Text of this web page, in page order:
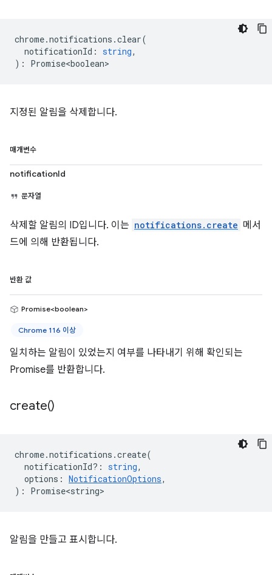
chrome.notifications .clear(
notificationId : string,
) : Promise<boolean>
지정된 알림을 삭제합니다.
매개변수
notificationId
문자열
삭제할 알림의 ID입니다. 이는 notifications.create 메서
드에 의해 반환됩니다.
반환 값
Promise<boolean>
Chrome 116 이상
일치하는 알림이 있었는지 여부를 나타내기 위해 확인되는
Promise를 반환합니다.
create()
chrome.notifications .create(
notificationId? : string,
options : NotificationOptions,
) : Promise<string>
알림을 만들고 표시합니다.